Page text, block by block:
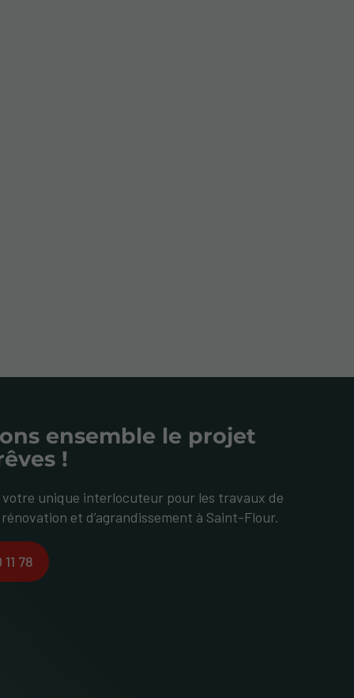
ensemble le projet
!
votre unique interlocuteur pour les travaux de
et d’agrandissement à Saint-Flour.
78